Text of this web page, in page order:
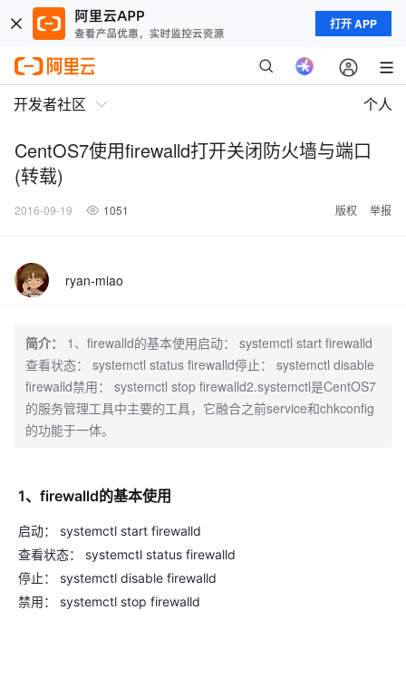
打开 APP
开发者社区 个人
CentOS7使用firewalld打开关闭防火墙与端口
(转载)
2016-09-19 1051 版权 举报
ryan-miao
简介：
1、firewalld的基本使用启动： systemctl start firewalld
查看状态： systemctl status firewalld停止： systemctl disable
firewalld禁用： systemctl stop firewalld2.systemctl是CentOS7
的服务管理工具中主要的工具，它融合之前service和chkconfig
的功能于一体。
1、firewalld的基本使用
启动： systemctl start firewalld
查看状态： systemctl status firewalld
停止： systemctl disable firewalld
禁用： systemctl stop firewalld